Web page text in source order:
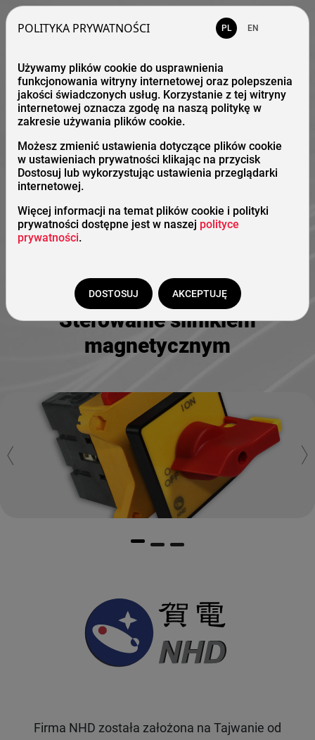
Sterowanie silnikiem
magnetycznym
Firma NHD została założona na Tajwanie od
POLITYKA PRYWATNOŚCI PL EN
Używamy plików cookie do usprawnienia
funkcjonowania witryny internetowej oraz polepszenia
jakości świadczonych usług. Korzystanie z tej witryny
internetowej oznacza zgodę na naszą politykę w
zakresie używania plików cookie.
Możesz zmienić ustawienia dotyczące plików cookie
w ustawieniach prywatności klikając na przycisk
Dostosuj lub wykorzystując ustawienia przeglądarki
internetowej.
Więcej informacji na temat plików cookie i polityki
prywatności dostępne jest w naszej polityce
prywatności.
DOSTOSUJ AKCEPTUJĘ